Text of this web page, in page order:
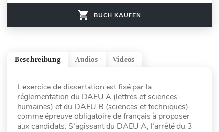
BUCH KAUFEN
Videos
Audios
Beschreibung
L’exercice de dissertation est fixé par la
réglementation du DAEU A (lettres et sciences
humaines) et du DAEU B (sciences et techniques)
comme épreuve obligatoire de français à proposer
aux candidats. S’agissant du DAEU A, l’arrêté du 3